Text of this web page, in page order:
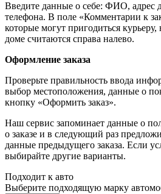
Введите данные о себе: ФИО, адрес
телефона. В поле «Комментарии к
которые могут пригодиться
доме считаются справа налево.
Оформление заказа
Проверьте правильность ввода
выбор местоположения, данные о
кнопку «Оформить заказ».
Наш сервис запоминает данные о
о заказе и в следующий раз
данные предыдущего заказа. Если
выбирайте другие варианты.
Подходит к авто
Выберите подходящую марку